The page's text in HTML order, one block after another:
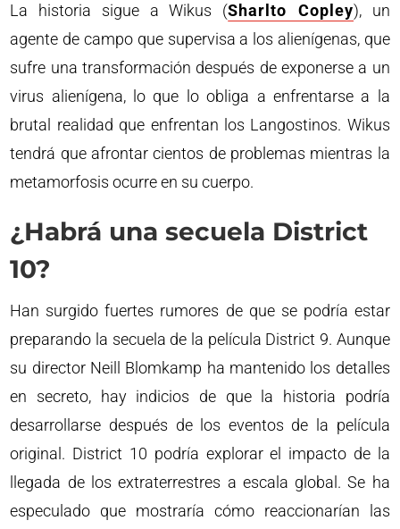
La historia sigue a Wikus (Sharlto Copley), un
agente de campo que supervisa a los alienígenas, que
sufre una transformación después de exponerse a un
virus alienígena, lo que lo obliga a enfrentarse a la
brutal realidad que enfrentan los Langostinos. Wikus
tendrá que afrontar cientos de problemas mientras la
metamorfosis ocurre en su cuerpo.
¿Habrá una secuela District
10?
Han surgido fuertes rumores de que se podría estar
preparando la secuela de la película District 9. Aunque
su director Neill Blomkamp ha mantenido los detalles
en secreto, hay indicios de que la historia podría
desarrollarse después de los eventos de la película
original. District 10 podría explorar el impacto de la
llegada de los extraterrestres a escala global. Se ha
especulado que mostraría cómo reaccionarían las